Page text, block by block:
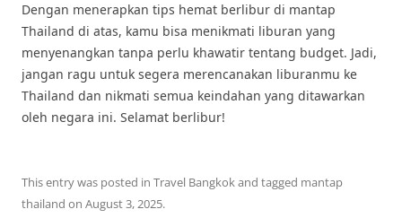
Dengan menerapkan tips hemat berlibur di mantap
Thailand di atas, kamu bisa menikmati liburan yang
menyenangkan tanpa perlu khawatir tentang budget. Jadi,
jangan ragu untuk segera merencanakan liburanmu ke
Thailand dan nikmati semua keindahan yang ditawarkan
oleh negara ini. Selamat berlibur!
This entry was posted in Travel Bangkokand tagged mantap
thailand on August 3, 2025.